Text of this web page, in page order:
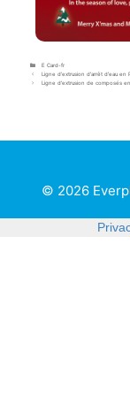
E Card-fr
Ligne d’extrusion d’arrêt d’eau en
Ligne d’extrusion de composés
© 2026